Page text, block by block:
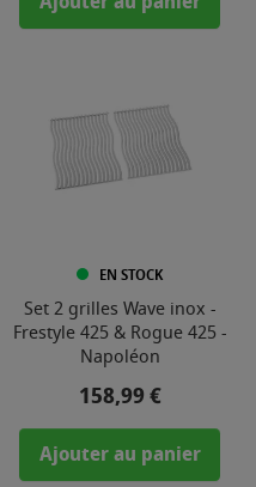
EN STOCK
Set 2 grilles Wave inox -
Frestyle 425 & Rogue 425 -
Napoléon
Prix
158,99 €
Ajouter au panier